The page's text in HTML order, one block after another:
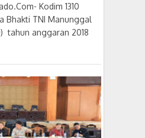
Kodim 1310
Bhakti TNI Manunggal
tahun anggaran 2018